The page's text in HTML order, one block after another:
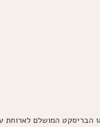
הבריסקט המושלם לארוחת